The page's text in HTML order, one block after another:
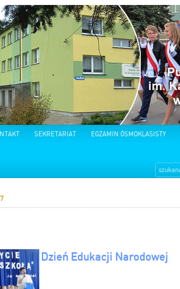
SEKRETARIAT EGZAMIN ÓSMOKLASISTY
Dzień Edukacji Narodowej